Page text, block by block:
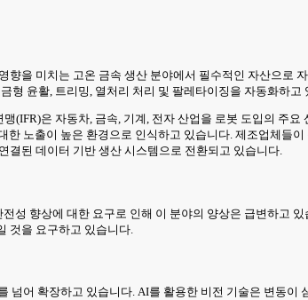
을 미치는 고온 금속 생산 분야에서 필수적인 자산으로
형 윤활, 트리밍, 열처리 처리 및 팔레타이징을 자동화하고
(IFR)은 자동차, 금속, 기계, 전자 산업을 로봇 도입의 주
노출이 높은 환경으로 인식하고 있습니다. 제조업체들
결된 데이터 기반 생산 시스템으로 전환되고 있습니다.
성 향상에 대한 요구로 인해 이 분야의 양상은 급변하고
것을 요구하고 있습니다.
넘어 확장하고 있습니다. AI를 활용한 비전 기술은 변동